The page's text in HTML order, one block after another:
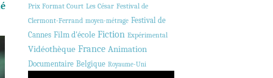
Prix Format Court Les César Festival de
Clermont-Ferrand moyen-métrage Festival de
Cannes Film d'école Fiction Expérimental
Vidéothèque France Animation
Documentaire Belgique Royaume-Uni